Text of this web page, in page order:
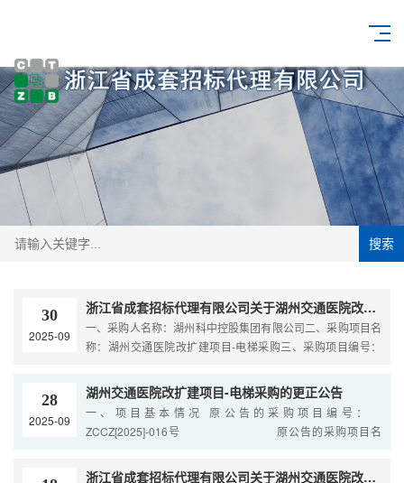
搜索
30
2025-09
浙江省成套招标代理有限公司关于湖州交通医院改扩建项目-电梯采购的中标结果的公告
一、采购人名称：湖州科中控股集团有限公司二、采购项目名
称：湖州交通医院改扩建项目-电梯采购三、采购项目编号：
28
2025-09
湖州交通医院改扩建项目-电梯采购的更正公告
一、项目基本情况 原公告的采购项目编号：
ZCCZ[2025]-016号 原公告的采购项目名
浙江省成套招标代理有限公司关于湖州交通医院改扩建项目-电梯采购的公开招标公告